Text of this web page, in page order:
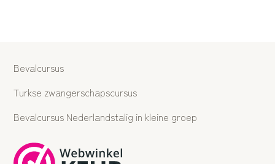
Bevalcursus
Turkse zwangerschapscursus
Bevalcursus Nederlandstalig in kleine groep